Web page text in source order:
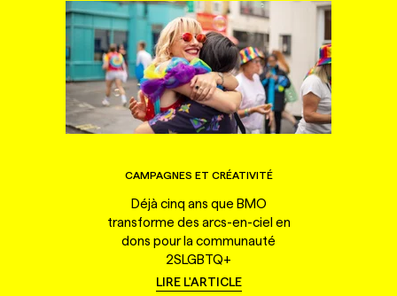
CAMPAGNES ET CRÉATIVITÉ
Déjà cinq ans que BMO
transforme des arcs-en-ciel en
dons pour la communauté
2SLGBTQ+
LIRE L'ARTICLE